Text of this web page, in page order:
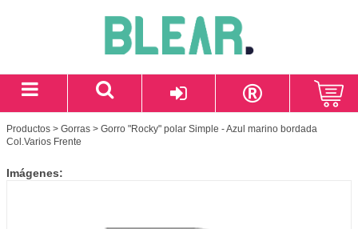
Productos > Gorras > Gorro "Rocky" polar Simple - Azul marino bordada
Col.Varios Frente
Imágenes: